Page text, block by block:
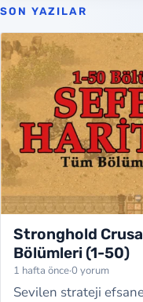
‹
SON YAZILAR
Stronghold
Bölümleri (1-50)
1 hafta önce·0 yorum
Sevilen strateji